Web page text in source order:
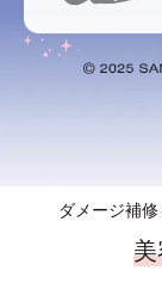
ダメージ補